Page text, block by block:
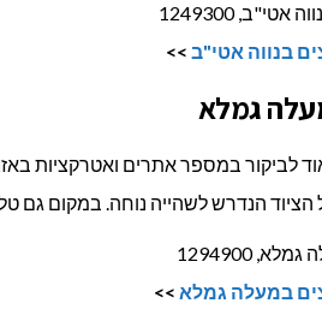
1249300
בנווה אטי"ב >>
גמלא
הנדרש לשהייה נוחה. במקום גם
במעלה גמלא >>